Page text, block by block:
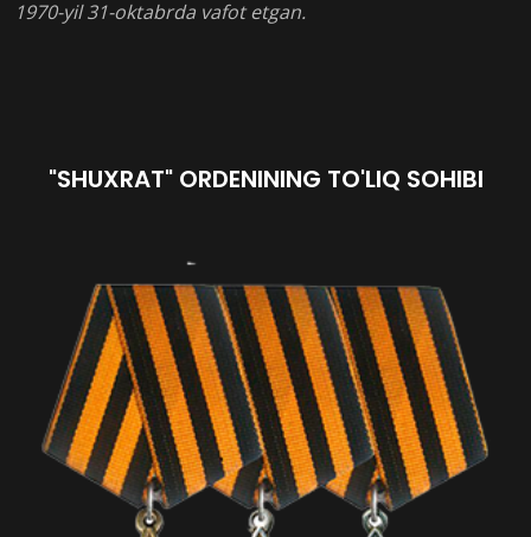
1970-yil 31-oktabrda vafot etgan.
"SHUXRAT" ORDENINING TO'LIQ SOHIBI